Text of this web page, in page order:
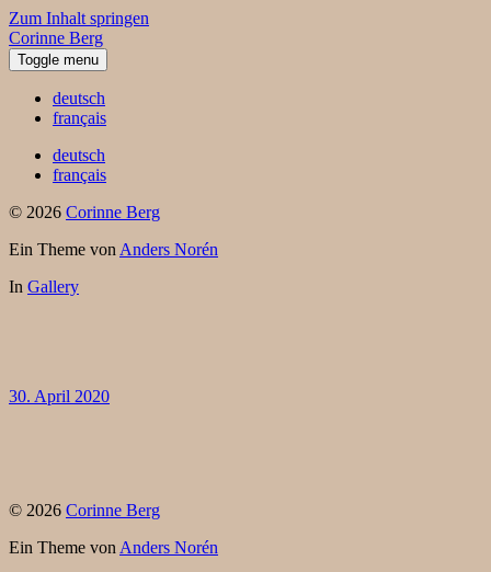
Zum Inhalt springen
Corinne Berg
Toggle menu
deutsch
français
deutsch
français
© 2026 Corinne Berg
Ein Theme von Anders Norén
In Gallery
30. April 2020
© 2026 Corinne Berg
Ein Theme von Anders Norén